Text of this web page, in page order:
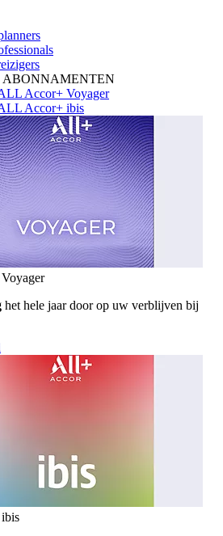
ABONNAMENTEN
Accor+ Voyager
Accor+ ibis
het hele jaar door op uw verblijven bij